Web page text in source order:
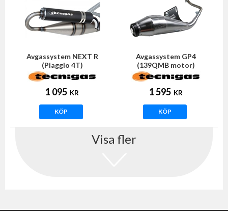
Avgassystem NEXT R
(Piaggio 4T)
1 095 KR
KÖP
Avgassystem GP4
(139QMB motor)
1 595 KR
KÖP
Visa fler